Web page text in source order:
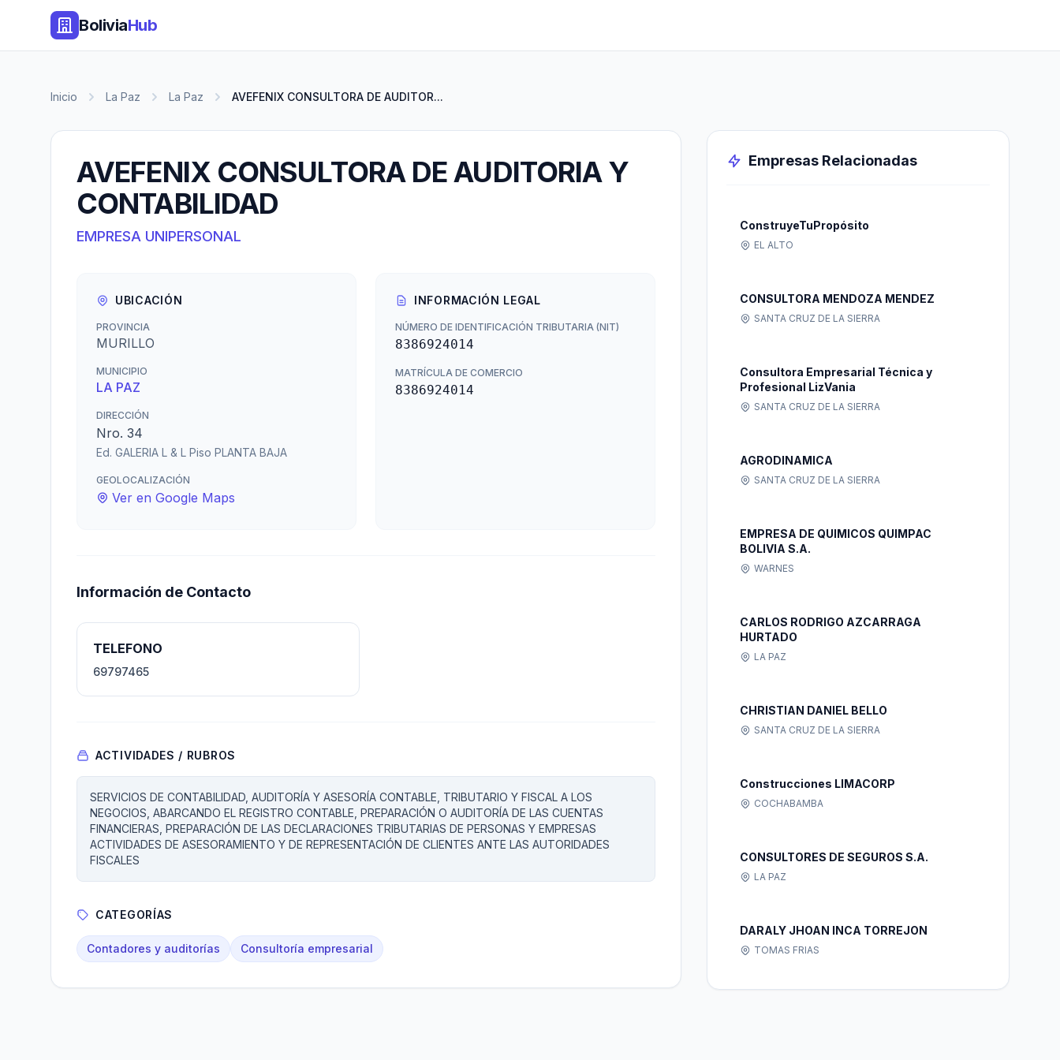
BoliviaHub
Inicio La Paz La Paz AVEFENIX CONSULTORA DE AUDITOR...
AVEFENIX CONSULTORA DE AUDITORIA Y
CONTABILIDAD
EMPRESA UNIPERSONAL
UBICACIÓN
PROVINCIA
MURILLO
MUNICIPIO
LA PAZ
DIRECCIÓN
Nro. 34
Ed. GALERIA L & L Piso PLANTA BAJA
GEOLOCALIZACIÓN
Ver en Google Maps
INFORMACIÓN LEGAL
NÚMERO DE IDENTIFICACIÓN TRIBUTARIA (NIT)
8386924014
MATRÍCULA DE COMERCIO
8386924014
Información de Contacto
TELEFONO
69797465
ACTIVIDADES / RUBROS
SERVICIOS DE CONTABILIDAD, AUDITORÍA Y ASESORÍA CONTABLE, TRIBUTARIO Y FISCAL A LOS
NEGOCIOS, ABARCANDO EL REGISTRO CONTABLE, PREPARACIÓN O AUDITORÍA DE LAS CUENTAS
FINANCIERAS, PREPARACIÓN DE LAS DECLARACIONES TRIBUTARIAS DE PERSONAS Y EMPRESAS
ACTIVIDADES DE ASESORAMIENTO Y DE REPRESENTACIÓN DE CLIENTES ANTE LAS AUTORIDADES
FISCALES
CATEGORÍAS
Contadores y auditorías Consultoría empresarial
Empresas Relacionadas
ConstruyeTuPropósito
EL ALTO
CONSULTORA MENDOZA MENDEZ
SANTA CRUZ DE LA SIERRA
Consultora Empresarial Técnica y
Profesional LizVania
SANTA CRUZ DE LA SIERRA
AGRODINAMICA
SANTA CRUZ DE LA SIERRA
EMPRESA DE QUIMICOS QUIMPAC
BOLIVIA S.A.
WARNES
CARLOS RODRIGO AZCARRAGA
HURTADO
LA PAZ
CHRISTIAN DANIEL BELLO
SANTA CRUZ DE LA SIERRA
Construcciones LIMACORP
COCHABAMBA
CONSULTORES DE SEGUROS S.A.
LA PAZ
DARALY JHOAN INCA TORREJON
TOMAS FRIAS